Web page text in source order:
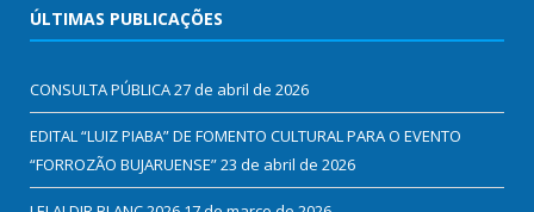
ÚLTIMAS PUBLICAÇÕES
CONSULTA PÚBLICA27 de abril de 2026
EDITAL “LUIZ PIABA” DE FOMENTO CULTURAL PARA O EVENTO
“FORROZÃO BUJARUENSE”23 de abril de 2026